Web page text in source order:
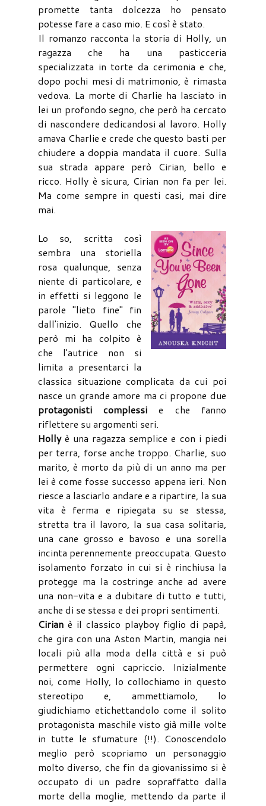
promette tanta dolcezza ho pensato
potesse fare a caso mio. E così è stato.
Il romanzo racconta la storia di Holly, un
ragazza che ha una pasticceria
specializzata in torte da cerimonia e che,
dopo pochi mesi di matrimonio, è rimasta
vedova. La morte di Charlie ha lasciato in
lei un profondo segno, che però ha cercato
di nascondere dedicandosi al lavoro. Holly
amava Charlie e crede che questo basti per
chiudere a doppia mandata il cuore. Sulla
sua strada appare però Cirian, bello e
ricco. Holly è sicura, Cirian non fa per lei.
Ma come sempre in questi casi, mai dire
mai.
Lo so, scritta così
sembra una storiella
rosa qualunque, senza
niente di particolare, e
in effetti si leggono le
parole "lieto fine" fin
dall'inizio. Quello che
però mi ha colpito è
che l'autrice non si
limita a presentarci la
classica situazione complicata da cui poi
nasce un grande amore ma ci propone due
protagonisti complessie che fanno
riflettere su argomenti seri.
Hollyè una ragazza semplice e con i piedi
per terra, forse anche troppo. Charlie, suo
marito, è morto da più di un anno ma per
lei è come fosse successo appena ieri. Non
riesce a lasciarlo andare e a ripartire, la sua
vita è ferma e ripiegata su se stessa,
stretta tra il lavoro, la sua casa solitaria,
una cane grosso e bavoso e una sorella
incinta perennemente preoccupata. Questo
isolamento forzato in cui si è rinchiusa la
protegge ma la costringe anche ad avere
una non-vita e a dubitare di tutto e tutti,
anche di se stessa e dei propri sentimenti.
Cirian è il classico playboy figlio di papà,
che gira con una Aston Martin, mangia nei
locali più alla moda della città e si può
permettere ogni capriccio. Inizialmente
noi, come Holly, lo collochiamo in questo
stereotipo e, ammettiamolo, lo
giudichiamo etichettandolo come il solito
protagonista maschile visto già mille volte
in tutte le sfumature (!!). Conoscendolo
meglio però scopriamo un personaggio
molto diverso, che fin da giovanissimo si è
occupato di un padre sopraffatto dalla
morte della moglie, mettendo da parte il